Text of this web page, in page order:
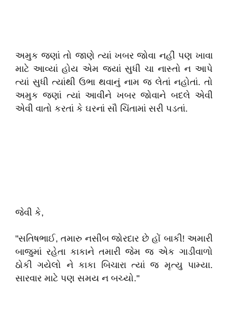
અમુક જણાં તો જાણે ત્યાં ખબર જોવા નહીં પણ ખાવા
માટે આવ્યાં હોય એમ જ્યાં સુધી ચા નાસ્તો ન આપે
ત્યાં સુધી ત્યાંથી ઉભા થવાનું નામ જ લેતાં નહોતાં. તો
અમુક જણાં ત્યાં આવીને ખબર જોવાને બદલે એવી
એવી વાતો કરતાં કે ઘરનાં સૌ ચિંતામાં સરી પડતાં.
જેવી કે,
"સતિષભાઈ, તમારુ નસીબ જોરદાર છે હોં બાકી! અમારી
બાજુમાં રહેતા કાકાને તમારી જેમ જ એક ગાડીવાળો
ઠોકી ગયેલો ને કાકા બિચારા ત્યાં જ મૃત્યુ પામ્યા.
સારવાર માટે પણ સમય ન બચ્યો."